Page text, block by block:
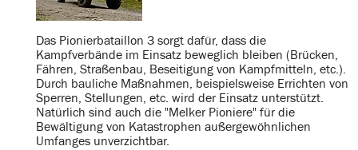
Das Pionierbataillon 3 sorgt dafür, dass die
Kampfverbände im Einsatz beweglich bleiben (Brücken,
Fähren, Straßenbau, Beseitigung von Kampfmitteln, etc.).
Durch bauliche Maßnahmen, beispielsweise Errichten von
Sperren, Stellungen, etc. wird der Einsatz unterstützt.
Natürlich sind auch die "Melker Pioniere" für die
Bewältigung von Katastrophen außergewöhnlichen
Umfanges unverzichtbar.